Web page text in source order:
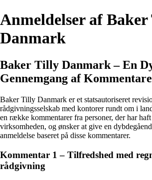
Anmeldelser af
Danmark
Baker Tilly Danmark – En
Gennemgang af
Baker Tilly Danmark er et statsautoriseret
rådgivningsselskab med kontorer rundt om i
en række kommentarer fra personer, der har
virksomheden, og ønsker at give en
anmeldelse baseret på disse kommentarer.
Kommentar 1 – Tilfredshed med
rådgivning